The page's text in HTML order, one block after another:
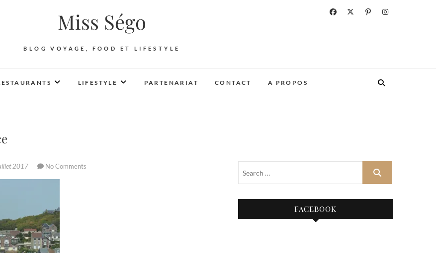
Miss Ségo
BLOG VOYAGE, FOOD ET LIFESTYLE
LIFESTYLE PARTENARIAT CONTACT A PROPOS
2017 No Comments
FACEBOOK